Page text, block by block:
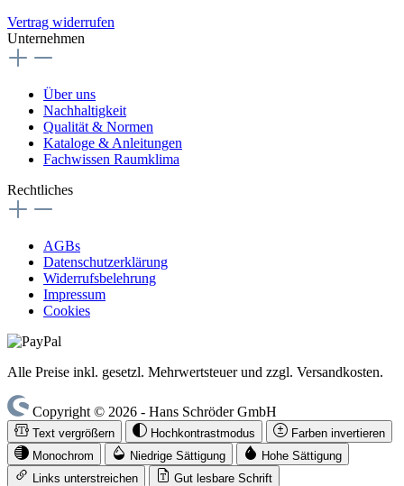
Vertrag widerrufen
Unternehmen
Über uns
Nachhaltigkeit
Qualität & Normen
Kataloge & Anleitungen
Fachwissen Raumklima
Rechtliches
AGBs
Datenschutzerklärung
Widerrufsbelehrung
Impressum
Cookies
Alle Preise inkl. gesetzl. Mehrwertsteuer und zzgl. Versandkosten.
Copyright © 2026 - Hans Schröder GmbH
Text vergrößern Hochkontrastmodus
Farben invertieren
Monochrom
Niedrige Sättigung
Hohe Sättigung
Links unterstreichen
Gut lesbare Schrift